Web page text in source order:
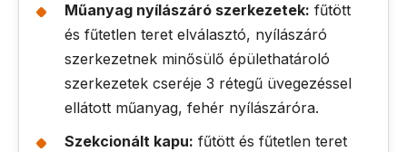
Műanyag nyílászáró szerkezetek: fűtött
és fűtetlen teret elválasztó, nyílászáró
szerkezetnek minősülő épülethatároló
szerkezetek cseréje 3 rétegű üvegezéssel
ellátott műanyag, fehér nyílászáróra.
Szekcionált kapu: fűtött és fűtetlen teret